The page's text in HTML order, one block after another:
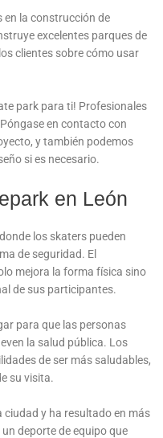
en la construcción de
excelentes parques de
clientes sobre cómo usar
park para ti! Profesionales
en contacto con
y también podemos
si es necesario.
en León
los skaters pueden
de seguridad. El
mejora la forma física sino
de sus participantes.
para que las personas
la salud pública. Los
de ser más saludables,
su visita.
y ha resultado en más
deporte de equipo que